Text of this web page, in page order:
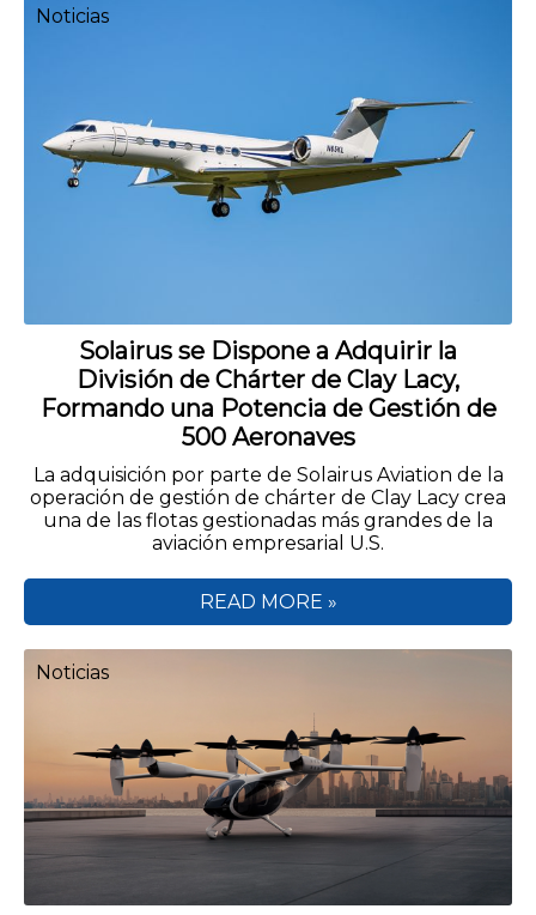
Solairus se Dispone a Adquirir la
División de Chárter de Clay Lacy,
Formando una Potencia de Gestión de
500 Aeronaves
La adquisición por parte de Solairus Aviation de la
operación de gestión de chárter de Clay Lacy crea
una de las flotas gestionadas más grandes de la
aviación empresarial U.S.
Noticias
READ MORE »
Noticias